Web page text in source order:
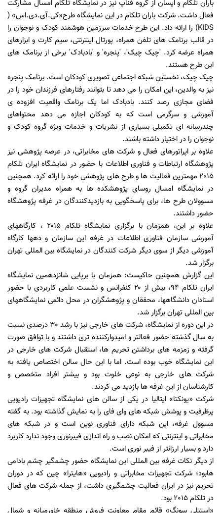
باران تلکام و اپسان از گروه فناپ نیز در نمایشگاه تلکام امسال مشارکت
فعال داشت. شرکت باران تلکام در این نمایشگاه طرح«کی.آی.دی.اس» (
KIDS) را ارائه داد. این طرح خدمات سرزمین هوشمند کودک و نوجوان را
در قالب برنامک های تلفن همراه، پورتال اینترنتی، سیم کارت و ابزارهای
همراه عرضه کرد. 'چیک چیک'، 'پنجره' و 'بادبادک' برخی از برنامک های
این طرح هستند.
چیک چیک، نخستین شبکه اجتماعی تصویری کودکان است. برنامک پنجره
نیز به والدین، این امکان را می دهد تا بتوانند رفتارهای فرزندان خود را در
فضای مجازی رصد کنند. بادبادک اما یک برنامک واقعیت افزوده ی
آموزشی و سرگرمی است که به کودکان اجازه می دهد محتواهای
چندرسانه ای تکمیلی بسیاری از نشریات و خدمات ویژه گروه کودک و
نوجوان را در اختیار داشته باشند.
علاوه بر اپراتورهای فعال و شرکت های مخابراتی، در عرصه پژوهشی نیز
پژوهشگاه ارتباطات و فناوری اطلاعات با حضور در نمایشگاه ایران تلکام
2015 مهمترین فعالیت ها و طرح های پژوهشی خود را ارائه کرد. همچنین
در نمایشگاه امسال روسای پژوهشکده ها به همراه مدیران گروه و
مسوولان طرح ها، برای پاسخگویی به بازدیدکنندگان در غرفه پژوهشگاه
حضور داشتند.
علاوه بر این، همزمان با برگزاری نمایشگاه تلکام ۲۰۱۵ ، کارگاههای
آموزشی سازمان فناوری اطلاعات در غرفه این سازمان و دهها کارگاه
آموزشی دیگر از سوی دیگر شرکت کنندگان در نمایشگاه بین المللی تهران
برگزار شد.
این گزارش همچنین حاکیست: همزمان با برپایی شانزدهمین نمایشگاه
ایران تلکام ۹۴، بیش از ۲۰ کنفرانس و نشست علمی کاربردی با حضور
استادان دانشگاهها، محققان و پژوهشگران در محل دائمی نمایشگاههای
بین المللی تهران برگزار شد.
در این دوره از نمایشگاه، شرکت های خارجی نیز با رشد 30 درصدی نسبت
به سال گذشته حضور فعالتر و امیدوارکننده تری داشتند و با توافق صورت
گرفته و زمزمه های برداشتن تحریم ها، استقبال شرکت های خارجی در
این نمایشگاه خوب بوده است. اما با این حال سالن اختصاص یافته به
شرکت های خارجی به نوعی خلوت بود و بیشتر افراد متخصص و
کارشناسان از این غرفه ها بازدید می کردند.
شرکت «یونکتا» ایتالیا در یکی از سالن های نمایشگاه تجهیزات رادیویی
پرظرفیت و پوشش شبکه های وای فای را به نمایش گذاشته بود. به گفته
مسوول غرفه، این شبکه دارای فناوری نوین است و در شبکه های
مخابراتی و اینترنتی که امکان نصب و راه اندازی فیبرنوری وجود ندارد کاربرد
دارد و بسیار ارزانتر از فیبر نوری است.
از دیگر نکات غرفه بین المللی این نمایشگاه حضور چشمگیر چشم بادامی
هابود؛ شرکت تجهیزات مخابراتی و رادیویی «هایترا» چین که در دوران
تحریم نیز در ایران فعالیت چشمگیری داشت، از جمله شرکت های فعال
در تلکام 2015 بود.
«استنلی سونگ» قائم مقام معاونت فروش منطقه خاورمیانه و شمال